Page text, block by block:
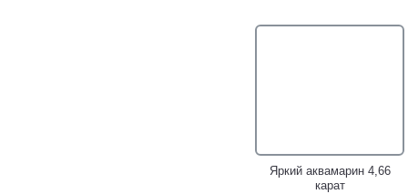
Яркий аквамарин 4,66
карат